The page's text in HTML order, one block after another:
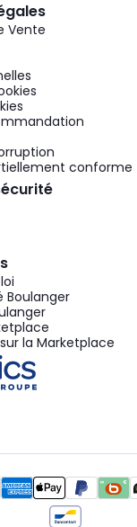
Vente
conforme
Boulanger
la Marketplace